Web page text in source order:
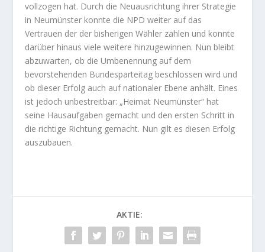
vollzogen hat. Durch die Neuausrichtung ihrer Strategie
in Neumünster konnte die NPD weiter auf das
Vertrauen der der bisherigen Wähler zählen und konnte
darüber hinaus viele weitere hinzugewinnen. Nun bleibt
abzuwarten, ob die Umbenennung auf dem
bevorstehenden Bundesparteitag beschlossen wird und
ob dieser Erfolg auch auf nationaler Ebene anhält. Eines
ist jedoch unbestreitbar: „Heimat Neumünster“ hat
seine Hausaufgaben gemacht und den ersten Schritt in
die richtige Richtung gemacht. Nun gilt es diesen Erfolg
auszubauen.
AKTIE: